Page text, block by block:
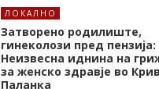
ЛОКАЛНО
Затворено родилиште,
гинеколози пред пензија:
Неизвесна иднина на
за женско здравје во
Паланка